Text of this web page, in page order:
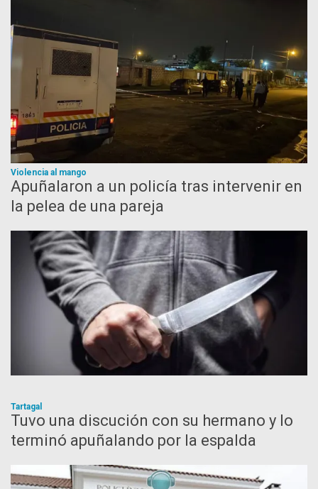
Violencia al mango
Apuñalaron a un policía tras intervenir en
la pelea de una pareja
Tartagal
Tuvo una discución con su hermano y lo
terminó apuñalando por la espalda